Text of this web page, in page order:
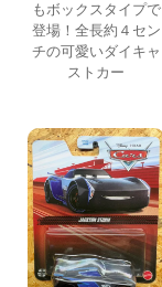
もボックスタイプで
登場！全長約４セン
チの可愛いダイキャ
ストカー